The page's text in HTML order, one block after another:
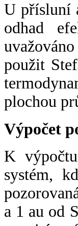
U přísluní
odhad
použit
plochou
Výpočet
K
systém,
a 1 au od